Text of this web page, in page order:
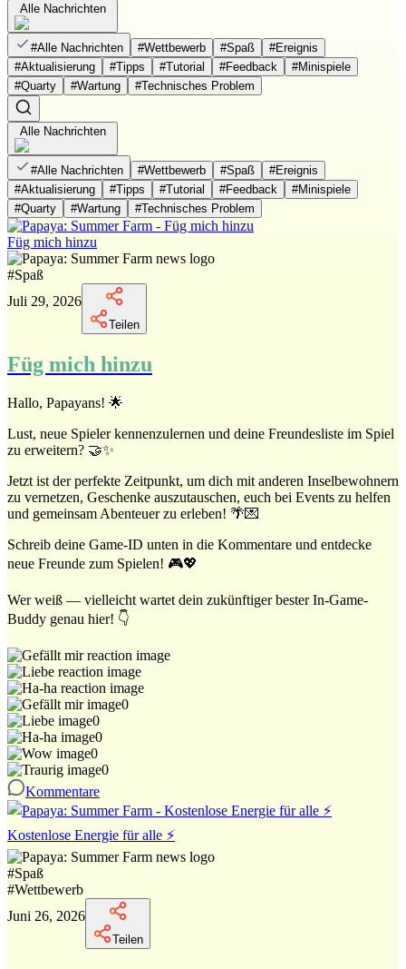
Alle Nachrichten
#Alle Nachrichten #Wettbewerb #Spaß #Ereignis
#Aktualisierung #Tipps #Tutorial #Feedback #Minispiele
#Quarty #Wartung #Technisches Problem
Alle Nachrichten
#Alle Nachrichten #Wettbewerb #Spaß #Ereignis
#Aktualisierung #Tipps #Tutorial #Feedback #Minispiele
#Quarty #Wartung #Technisches Problem
Füg mich hinzu
#Spaß
Juli 29, 2026
Teilen
Füg mich hinzu
Hallo, Papayans! 🌟
Lust, neue Spieler kennenzulernen und deine Freundesliste im Spiel
zu erweitern? 🤝✨
Jetzt ist der perfekte Zeitpunkt, um dich mit anderen Inselbewohnern
zu vernetzen, Geschenke auszutauschen, euch bei Events zu helfen
und gemeinsam Abenteuer zu erleben! 🌴💌
Schreib deine Game-ID unten in die Kommentare und entdecke
neue Freunde zum Spielen! 🎮💖
Wer weiß — vielleicht wartet dein zukünftiger bester In-Game-
Buddy genau hier! 👇
0
0
0
0
0
Kommentare
Kostenlose Energie für alle ⚡
#Spaß
#Wettbewerb
Juni 26, 2026
Teilen